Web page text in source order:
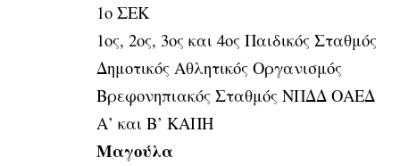
1ο ΣΕΚ
1ος, 2ος, 3ος και 4ος Παιδικός Σταθμός
Δημοτικός Αθλητικός Οργανισμός
Βρεφονηπιακός Σταθμός ΝΠΔΔ ΟΑΕΔ
Α’ και Β’ ΚΑΠΗ
Μαγούλα